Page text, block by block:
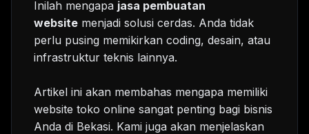
Inilah mengapa jasa pembuatan
website menjadi solusi cerdas. Anda tidak
perlu pusing memikirkan coding, desain, atau
infrastruktur teknis lainnya.
Artikel ini akan membahas mengapa memiliki
website toko online sangat penting bagi bisnis
Anda di Bekasi. Kami juga akan menjelaskan